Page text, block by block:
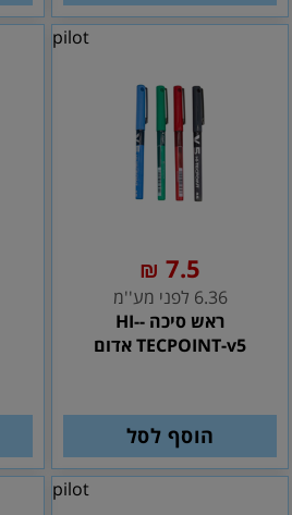
pilot
7.5
₪
6.36 לפני מע''מ
ראש סיכה -HI-
TECPOINT-v5 אדום
הוסף לסל
pilot